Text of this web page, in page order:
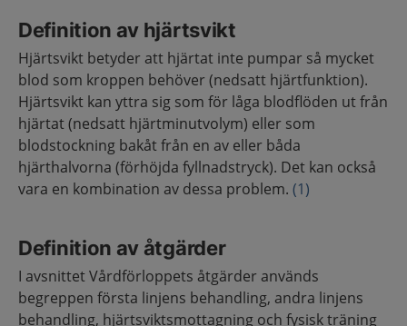
Definition av hjärtsvikt
Hjärtsvikt betyder att hjärtat inte pumpar så mycket
blod som kroppen behöver (nedsatt hjärtfunktion).
Hjärtsvikt kan yttra sig som för låga blodflöden ut från
hjärtat (nedsatt hjärtminutvolym) eller som
blodstockning bakåt från en av eller båda
hjärthalvorna (förhöjda fyllnadstryck). Det kan också
vara en kombination av dessa problem. (1)
Definition av åtgärder
I avsnittet Vårdförloppets åtgärder används
begreppen första linjens behandling, andra linjens
behandling, hjärtsviktsmottagning och fysisk träning